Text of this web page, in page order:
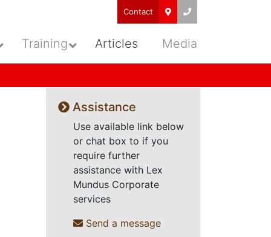
Contact
Training Articles Media
Assistance
Use available link below
or chat box to if you
require further
assistance with Lex
Mundus Corporate
services
Send a message